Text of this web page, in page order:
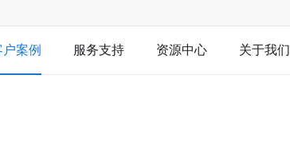
户案例 服务支持 资源中心 关于我们